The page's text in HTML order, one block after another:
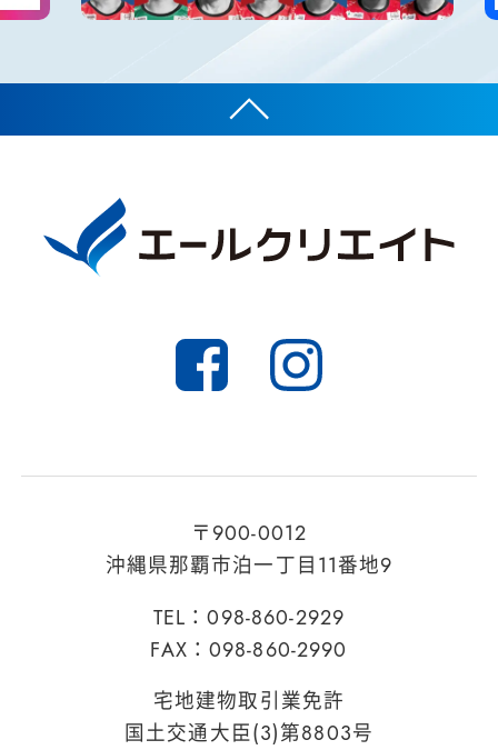
〒900-0012
沖縄県那覇市泊一丁目11番地9
TEL：098-860-2929
FAX：098-860-2990
宅地建物取引業免許
国土交通大臣(3)第8803号